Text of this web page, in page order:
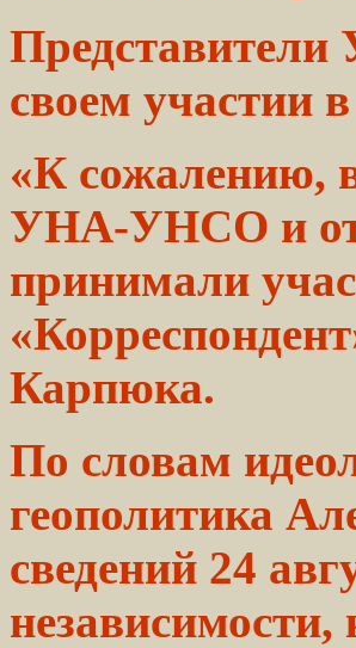
своем участии в
«К сожалению,
УНА-УНСО и
принимали
Карпюка.
По словам
геополитика
сведений 24